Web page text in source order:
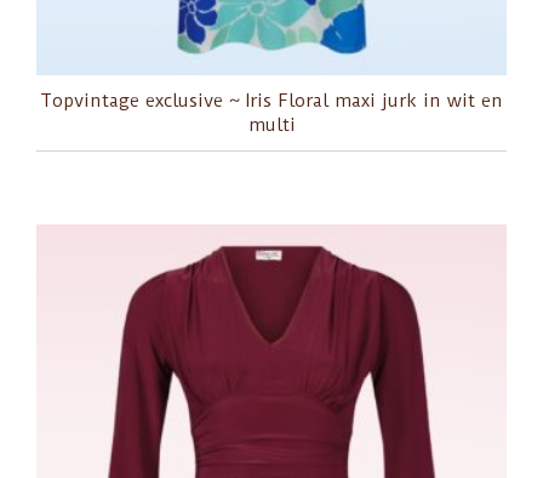
Topvintage exclusive ~ Iris Floral maxi jurk in wit en
multi